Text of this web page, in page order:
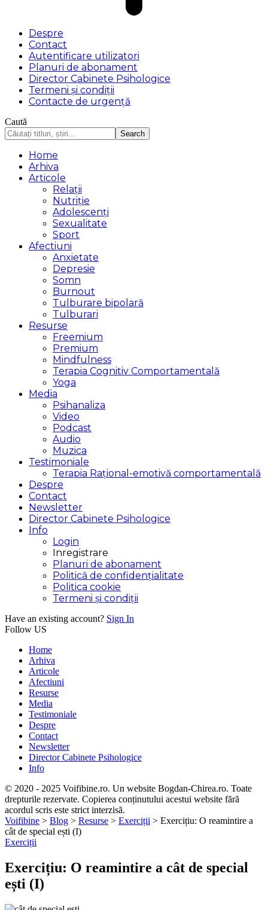
Despre
Contact
Autentificare utilizatori
Planuri de abonament
Director Cabinete Psihologice
Termeni și condiții
Contacte de urgență
Caută
Home
Arhiva
Articole
Relații
Nutriție
Adolescenți
Sexualitate
Sport
Afectiuni
Anxietate
Depresie
Somn
Burnout
Tulburare bipolară
Tulburari
Resurse
Freemium
Premium
Mindfulness
Terapia Cognitiv Comportamentală
Yoga
Media
Psihanaliza
Video
Podcast
Audio
Muzica
Testimoniale
Terapia Rațional-emotivă comportamentală
Despre
Contact
Newsletter
Director Cabinete Psihologice
Info
Login
Inregistrare
Planuri de abonament
Politică de confidențialitate
Politica cookie
Termeni și condiții
Have an existing account? Sign In
Follow US
Home
Arhiva
Articole
Afectiuni
Resurse
Media
Testimoniale
Despre
Contact
Newsletter
Director Cabinete Psihologice
Info
© 2020 - 2025 Voifibine.ro. Un website Bogdan-Chirea.ro. Toate
drepturile rezervate. Copierea conținutului acestui website fără
acordul scris este strict interzisă.
Voifibine > Blog > Resurse > Exerciții > Exercițiu: O reamintire a
cât de special ești (I)
Exerciții
Exercițiu: O reamintire a cât de special
ești (I)